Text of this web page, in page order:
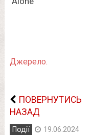
Джерело.
ПОВЕРНУТИСЬ
НАЗАД
Події 19.06.2024